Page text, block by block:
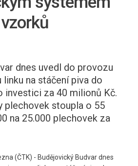
dnes uvedl do provozu
na stáčení piva do
investici za 40 milionů Kč.
plechovek stoupla o 55
na 25.000 plechovek za
(ČTK) - Budějovický Budvar dnes